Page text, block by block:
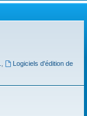
Logiciels d'édition de